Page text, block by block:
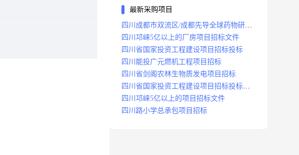
最新采购项目
四川成都市双流区/成都先导全球药物研发
生产基地(一期)(dj)项目招标标段
四川邛崃5亿以上的厂房项目招标文件
四川省国家投资工程建设项目招标投标
四川能投广元燃机工程项目招标
四川省剑阁农林生物质发电项目招标
四川省国家投资工程建设项目招标投标
2008年版
四川邛崃5亿以上的项目招标文件
四川路小学总承包项目招标